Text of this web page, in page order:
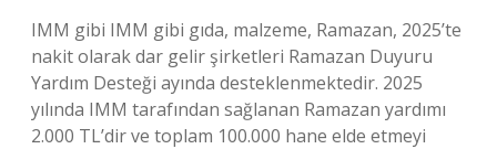
IMM gibi IMM gibi gıda, malzeme, Ramazan, 2025’te
nakit olarak dar gelir şirketleri Ramazan Duyuru
Yardım Desteği ayında desteklenmektedir. 2025
yılında IMM tarafından sağlanan Ramazan yardımı
2.000 TL’dir ve toplam 100.000 hane elde etmeyi